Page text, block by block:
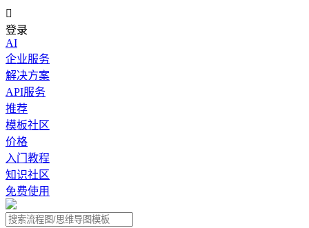

登录
AI
企业服务
解决方案
API服务
推荐
模板社区
价格
入门教程
知识社区
免费使用